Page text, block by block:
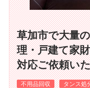
草加市で大量
理・戸建て家
対応ご依頼い
不用品回収 タンス処